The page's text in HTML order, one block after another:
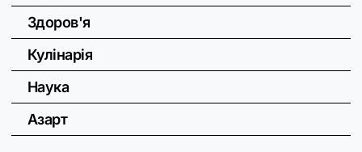
Здоров'я
Кулінарія
Наука
Азарт